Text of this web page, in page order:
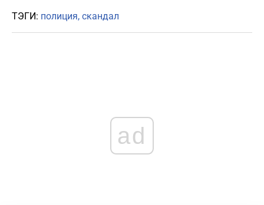
ТЭГИ: полиция скандал
ad